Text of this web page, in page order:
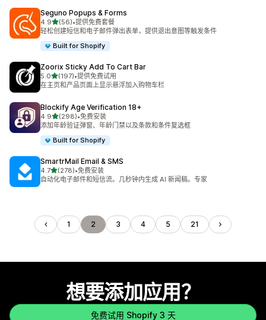
Seguno Popups & Forms
4.9星（满分 5 星）
(56)
总共 56 条评论
•提供免费套餐
轻松创建短信和电子邮件弹出表单，提供退出意图等触发条件
Built for Shopify
Zoorix Sticky Add To Cart Bar
5.0星（满分 5 星）
(197)
总共 197 条评论
•提供免费试用
在主页和产品页面上显示悬浮加入购物车栏
Blockify Age Verification 18+
4.9星（满分 5 星）
(298)
总共 298 条评论
•免费安装
添加年龄验证弹窗、年龄门禁以及条款和条件复选框
Built for Shopify
SmartrMail Email & SMS
4.7星（满分 5 星）
(278)
总共 278 条评论
•免费安装
自动化电子邮件和短信流。几秒钟内生成 AI 新闻稿。专家
1 2 3 4 5 21
想要添加应用？
免费试用 Shopify 3 天